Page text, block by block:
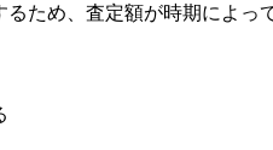
ため、査定額が時期によっ